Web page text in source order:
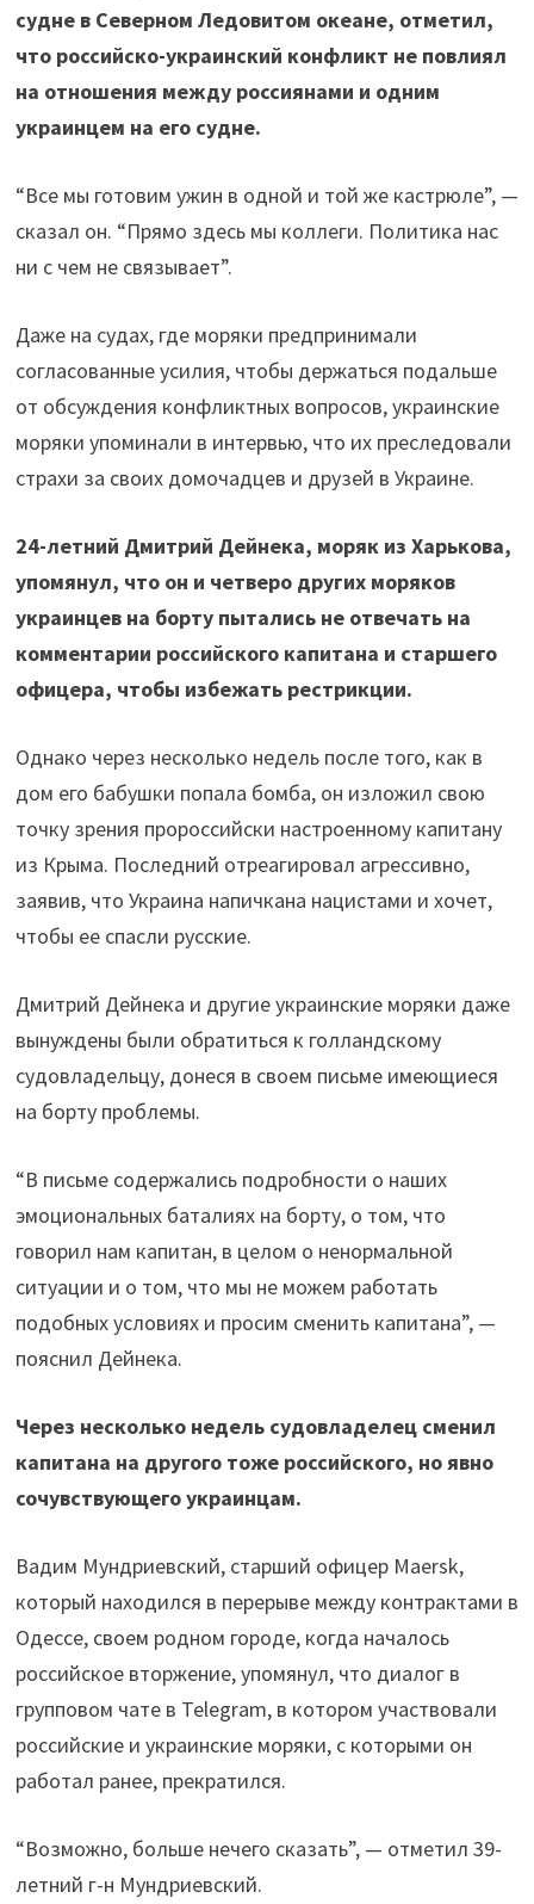
судне в Северном Ледовитом океане, отметил,
что российско-украинский конфликт не повлиял
на отношения между россиянами и одним
украинцем на его судне.
“Все мы готовим ужин в одной и той же кастрюле”, —
сказал он. “Прямо здесь мы коллеги. Политика нас
ни с чем не связывает”.
Даже на судах, где моряки предпринимали
согласованные усилия, чтобы держаться подальше
от обсуждения конфликтных вопросов, украинские
моряки упоминали в интервью, что их преследовали
страхи за своих домочадцев и друзей в Украине.
24-летний Дмитрий Дейнека, моряк из Харькова,
упомянул, что он и четверо других моряков
украинцев на борту пытались не отвечать на
комментарии российского капитана и старшего
офицера, чтобы избежать рестрикции.
Однако через несколько недель после того, как в
дом его бабушки попала бомба, он изложил свою
точку зрения пророссийски настроенному капитану
из Крыма. Последний отреагировал агрессивно,
заявив, что Украина напичкана нацистами и хочет,
чтобы ее спасли русские.
Дмитрий Дейнека и другие украинские моряки даже
вынуждены были обратиться к голландскому
судовладельцу, донеся в своем письме имеющиеся
на борту проблемы.
“В письме содержались подробности о наших
эмоциональных баталиях на борту, о том, что
говорил нам капитан, в целом о ненормальной
ситуации и о том, что мы не можем работать
подобных условиях и просим сменить капитана”, —
пояснил Дейнека.
Через несколько недель судовладелец сменил
капитана на другого тоже российского, но явно
сочувствующего украинцам.
Вадим Мундриевский, старший офицер Maersk,
который находился в перерыве между контрактами в
Одессе, своем родном городе, когда началось
российское вторжение, упомянул, что диалог в
групповом чате в Telegram, в котором участвовали
российские и украинские моряки, с которыми он
работал ранее, прекратился.
“Возможно, больше нечего сказать”, — отметил 39-
летний г-н Мундриевский.